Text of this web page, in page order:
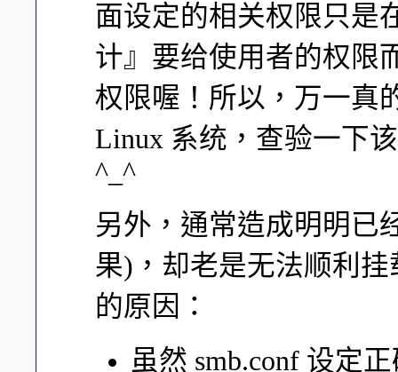
面设定的相关权限只是
计』要给使用者的权限
权限喔！所以，万一真
Linux 系统，查验一下
^_^
另外，通常造成明明已
果)，却老是无法顺利
的原因：
虽然 smb.conf 设定